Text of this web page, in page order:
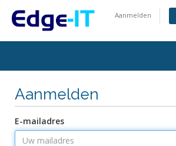
Aanmelden
Aanmelden
E-mailadres